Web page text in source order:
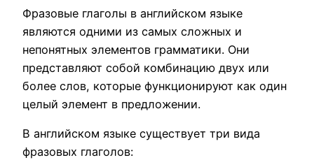
Фразовые глаголы в английском языке
являются одними из самых сложных и
непонятных элементов грамматики. Они
представляют собой комбинацию двух или
более слов, которые функционируют как один
целый элемент в предложении.
В английском языке существует три вида
фразовых глаголов: